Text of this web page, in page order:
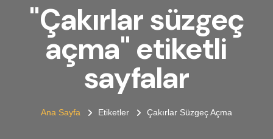
"Çakırlar süzgeç
açma" etiketli
sayfalar
Ana Sayfa Etiketler Çakırlar Süzgeç Açma